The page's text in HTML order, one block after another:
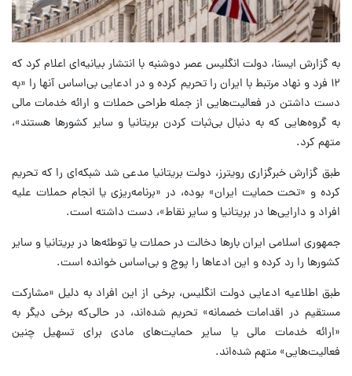
به گزارش ایسنا، دولت انگلیس عصر دوشنبه با انتشار بیانیه‌ای اعلام کرد که
۱۲ فرد و نهاد مرتبط با ایران را تحریم کرده و در ادعایی بی‌اساس آنها را «به
دست داشتن در فعالیت‌هایی از جمله طراحی حملات و ارائه خدمات مالی
به گروه‌هایی که به دنبال بی‌ثبات کردن بریتانیا و سایر کشورها هستند»،
متهم کرد.
طبق گزارش خبرگزاری رویترز، دولت بریتانیا مدعی شد شبکه‌ای را که تحریم
کرده و «تحت حمایت ایران» بوده، در «برنامه‌ریزی یا انجام حملات علیه
افراد و دارایی‌ها در بریتانیا و سایر نقاط»، دست داشته است.
جمهوری اسلامی ایران بارها دخالت در حملات یا توطئه‌ها در بریتانیا و سایر
کشورها را رد کرده و این ادعاها را پوچ و بی‌اساس خوانده است.
طبق اطلاعیه ادعایی دولت انگلیس، برخی از این افراد به دلیل «مشارکت
مستقیم در اقدامات خصمانه» تحریم شده‌اند، در حالی‌که برخی دیگر به
«ارائه خدمات مالی یا سایر حمایت‌های مادی برای تسهیل چنین
فعالیت‌هایی» متهم شده‌اند.